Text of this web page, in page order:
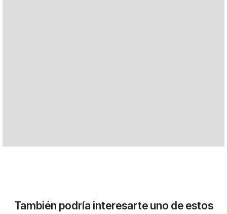
También podría interesarte uno de estos